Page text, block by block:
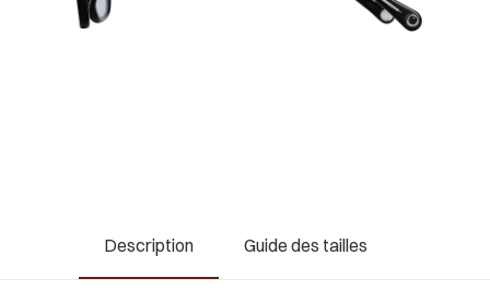
Description Guide des tailles